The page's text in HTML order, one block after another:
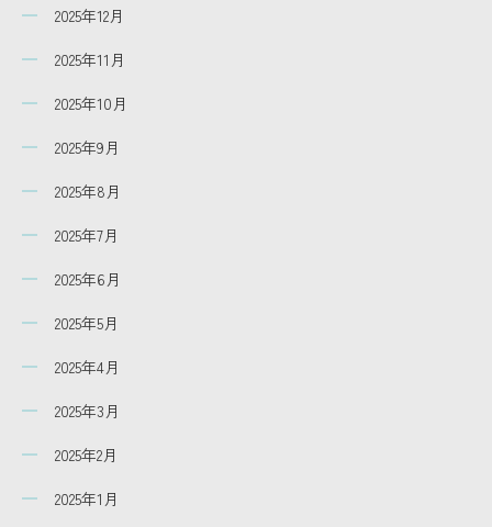
2025年12月
2025年11月
2025年10月
2025年9月
2025年8月
2025年7月
2025年6月
2025年5月
2025年4月
2025年3月
2025年2月
2025年1月